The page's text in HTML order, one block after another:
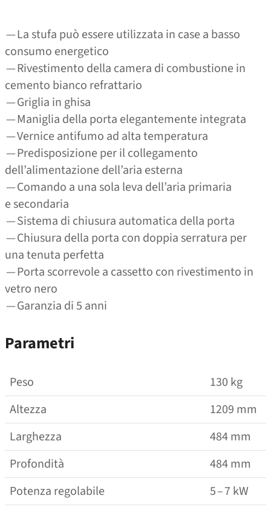
— La stufa può essere utilizzata in case a basso
consumo energetico
— Rivestimento della camera di combustione in
cemento bianco refrattario
— Griglia in ghisa
— Maniglia della porta elegantemente integrata
— Vernice antifumo ad alta temperatura
— Predisposizione per il collegamento
dell’alimentazione dell’aria esterna
— Comando a una sola leva dell’aria primaria
e secondaria
— Sistema di chiusura automatica della porta
— Chiusura della porta con doppia serratura per
una tenuta perfetta
— Porta scorrevole a cassetto con rivestimento in
vetro nero
— Garanzia di 5 anni
Parametri
Peso
130 kg
Altezza
1209 mm
Larghezza
484 mm
Profondità
484 mm
Potenza regolabile
5 – 7 kW